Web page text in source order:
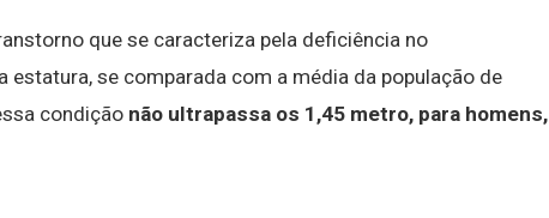
que se caracteriza pela deficiência no
se comparada com a média da população de
condição não ultrapassa os 1,45 metro, para homens,